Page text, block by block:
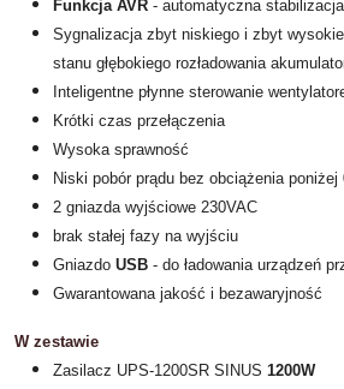
Funkcja AVR - automatyczna
Sygnalizacja zbyt niskiego i zbyt
stanu głębokiego rozładowania
Inteligentne płynne sterowanie
Krótki czas przełączenia
Wysoka sprawność
Niski pobór prądu bez obciążenia poniżej
2 gniazda wyjściowe 230VAC
brak stałej fazy na wyjściu
Gniazdo USB - do ładowania urządzeń
Gwarantowana jakość i bezawaryjność
W zestawie
Zasilacz UPS-1200SR SINUS 1200W